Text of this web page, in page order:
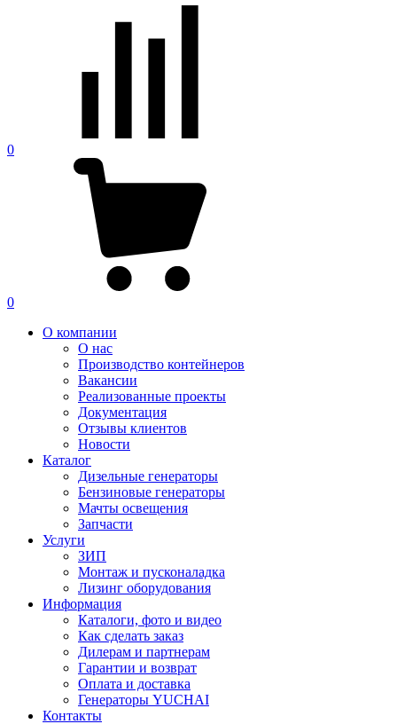
0
0
О компании
О нас
Производство контейнеров
Вакансии
Реализованные проекты
Документация
Отзывы клиентов
Новости
Каталог
Дизельные генераторы
Бензиновые генераторы
Мачты освещения
Запчасти
Услуги
ЗИП
Монтаж и пусконаладка
Лизинг оборудования
Информация
Каталоги, фото и видео
Как сделать заказ
Дилерам и партнерам
Гарантии и возврат
Оплата и доставка
Генераторы YUCHAI
Контакты